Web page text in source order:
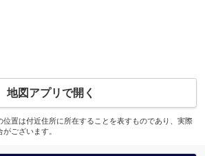
地図アプリで開く
置は付近住所に所在することを表すものであり、実際
ございます。